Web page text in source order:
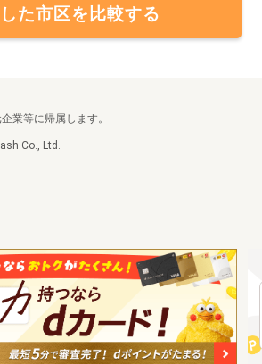
た市区を比較する
業等に帰属します。
Co., Ltd.